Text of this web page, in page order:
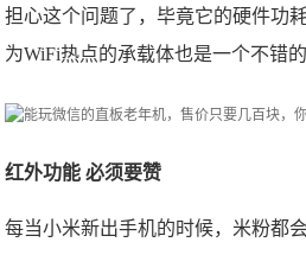
担心这个问题了，毕竟它的硬件功
为WiFi热点的承载体也是一个不错的
红外功能 必须要赞
每当小米新出手机的时候，米粉都